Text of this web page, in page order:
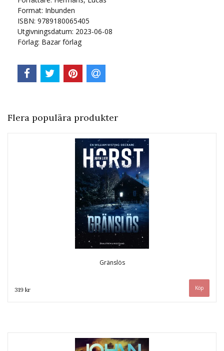
Format: Inbunden
ISBN: 9789180065405
Utgivningsdatum: 2023-06-08
Förlag: Bazar förlag
Flera populära produkter
Gränslös
319 kr